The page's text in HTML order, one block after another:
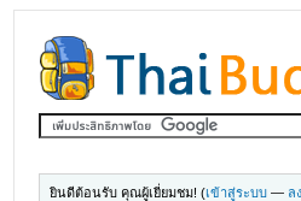
ยินดีต้อนรับ คุณผู้เยี่ยมชม! (เข้าสู่ระบบ — ล